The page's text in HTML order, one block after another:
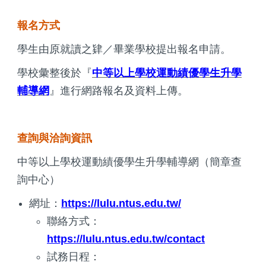
報名方式
學生由原就讀之肄／畢業學校提出報名申請。
學校彙整後於『中等以上學校運動績優學生升學
輔導網 』進行網路報名及資料上傳。
查詢與洽詢資訊
中等以上學校運動績優學生升學輔導網（簡章查
詢中心）
網址： https://lulu.ntus.edu.tw/
聯絡方式：
https://lulu.ntus.edu.tw/contact
試務日程：